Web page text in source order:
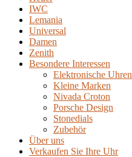
IWC
Lemania
Universal
Damen
Zenith
Besondere Interessen
Elektronische Uhren
Kleine Marken
Nivada Croton
Porsche Design
Stonedials
Zubehör
Über uns
Verkaufen Sie Ihre Uhr